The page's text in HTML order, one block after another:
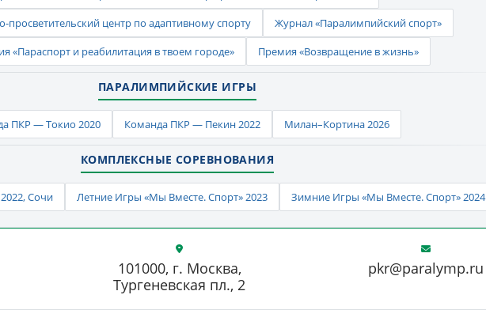
просветительский центр по адаптивному спорту
Журнал «Паралимпийский спорт»
«Параспорт и реабилитация в твоем городе»
Премия «Возвращение в жизнь»
ПАРАЛИМПИЙСКИЕ ИГРЫ
ПКР — Токио 2020 Команда ПКР — Пекин 2022 Милан–Кортина 2026
КОМПЛЕКСНЫЕ СОРЕВНОВАНИЯ
Сочи Летние Игры «Мы Вместе. Спорт» 2023 Зимние Игры «Мы Вместе. Спорт» 2024
pkr@paralymp.ru
101000, г. Москва,
Тургеневская пл., 2